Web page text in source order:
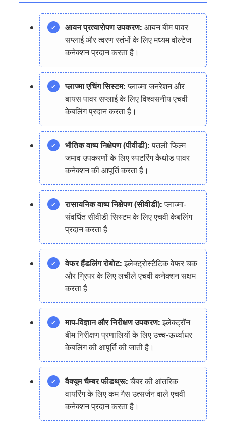
आयन प्रत्यारोपण उपकरण: आयन बीम पावर
सप्लाई और त्वरण स्तंभों के लिए मध्यम वोल्टेज
कनेक्शन प्रदान करता है।
प्लाज्मा एचिंग सिस्टम:प्लाज्मा जनरेशन और
बायस पावर सप्लाई के लिए विश्वसनीय एचवी
केबलिंग प्रदान करता है।
भौतिक वाष्प निक्षेपण (पीवीडी):पतली फिल्म
जमाव उपकरणों के लिए स्पटरिंग कैथोड पावर
कनेक्शन की आपूर्ति करता है।
रासायनिक वाष्प निक्षेपण (सीवीडी):प्लाज्मा-
संवर्धित सीवीडी सिस्टम के लिए एचवी केबलिंग
प्रदान करता है
वेफर हैंडलिंग रोबोट:इलेक्ट्रोस्टैटिक वेफर चक
और ग्रिपर के लिए लचीले एचवी कनेक्शन सक्षम
करता है
माप-विज्ञान और निरीक्षण उपकरण:इलेक्ट्रॉन
बीम निरीक्षण प्रणालियों के लिए उच्च-ऊर्ध्वाधर
केबलिंग की आपूर्ति की जाती है।
वैक्यूम चैम्बर फीडथ्रू:चैंबर की आंतरिक
वायरिंग के लिए कम गैस उत्सर्जन वाले एचवी
कनेक्शन प्रदान करता है।